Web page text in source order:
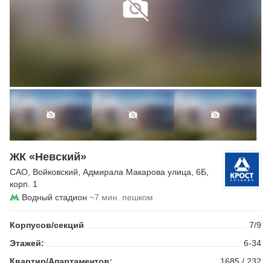
ЖК «Невский»
САО Войковский Адмирала Макарова улица , 6Б,
корп. 1
Водный стадион ~7 мин. пешком
Корпусов/секций
7/9
Этажей:
6-34
Квартир/Апартаментов:
1685 / 232